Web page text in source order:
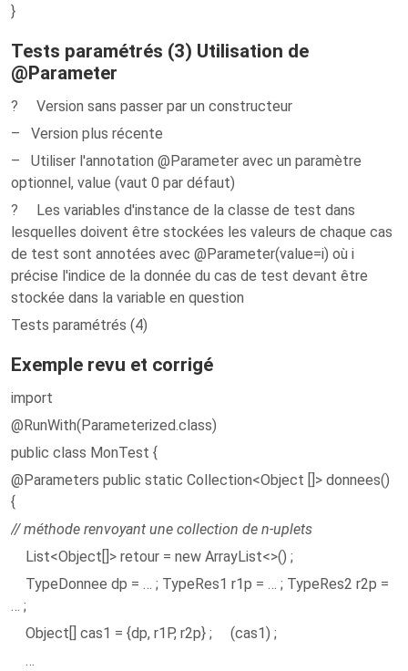
}
Tests paramétrés (3) Utilisation de
@Parameter
? Version sans passer par un constructeur
– Version plus récente
– Utiliser l'annotation @Parameter avec un paramètre
optionnel, value (vaut 0 par défaut)
? Les variables d'instance de la classe de test dans
lesquelles doivent être stockées les valeurs de chaque cas
de test sont annotées avec @Parameter(value=i) où i
précise l'indice de la donnée du cas de test devant être
stockée dans la variable en question
Tests paramétrés (4)
Exemple revu et corrigé
import
@RunWith(Parameterized.class)
public class MonTest {
@Parameters public static Collection<Object []> donnees()
{
// méthode renvoyant une collection de n-uplets
List<Object[]> retour = new ArrayList<>() ;
TypeDonnee dp = … ; TypeRes1 r1p = … ; TypeRes2 r2p =
… ;
Object[] cas1 = {dp, r1P, r2p} ; (cas1) ;
…